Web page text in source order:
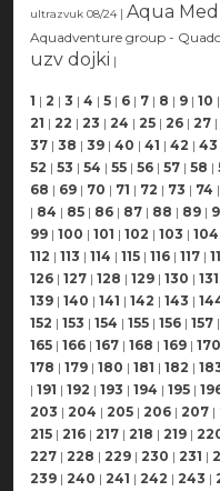
ultrazvuk 08/24 | Aqua
Aquadventure group -
uzv dojki |
1 | 2 | 3 | 4 | 5 | 6 | 7 | 8 | 9 | 10 |
21 | 22 | 23 | 24 | 25 | 26 | 27 |
37 | 38 | 39 | 40 | 41 | 42 | 43
52 | 53 | 54 | 55 | 56 | 57 | 58 |
68 | 69 | 70 | 71 | 72 | 73 | 74 |
| 84 | 85 | 86 | 87 | 88 | 89 |
99 | 100 | 101 | 102 | 103 | 104
112 | 113 | 114 | 115 | 116 | 117 |
126 | 127 | 128 | 129 | 130 | 131
139 | 140 | 141 | 142 | 143 |
152 | 153 | 154 | 155 | 156 | 157 |
165 | 166 | 167 | 168 | 169 | 170
178 | 179 | 180 | 181 | 182 |
| 191 | 192 | 193 | 194 | 195 |
203 | 204 | 205 | 206 | 207 |
215 | 216 | 217 | 218 | 219 |
227 | 228 | 229 | 230 | 231 |
239 | 240 | 241 | 242 | 243 |